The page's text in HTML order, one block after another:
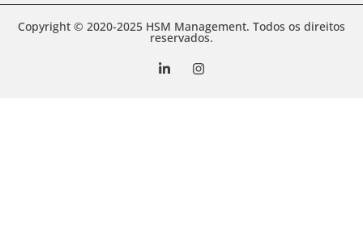
Copyright © 2020-2025 HSM Management. Todos os direitos
reservados.